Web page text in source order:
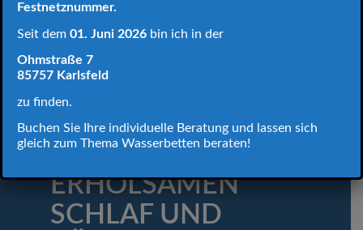
H₂O
WASSERBETTEN,
SPEZIALIST FÜR
ERHOLSAMEN
SCHLAF UND
Festnetznummer.
Seit dem 01. Juni 2026 bin ich in der
Ohmstraße 7
85757 Karlsfeld
zu finden.
Buchen Sie Ihre individuelle Beratung und lassen sich
gleich zum Thema Wasserbetten beraten!